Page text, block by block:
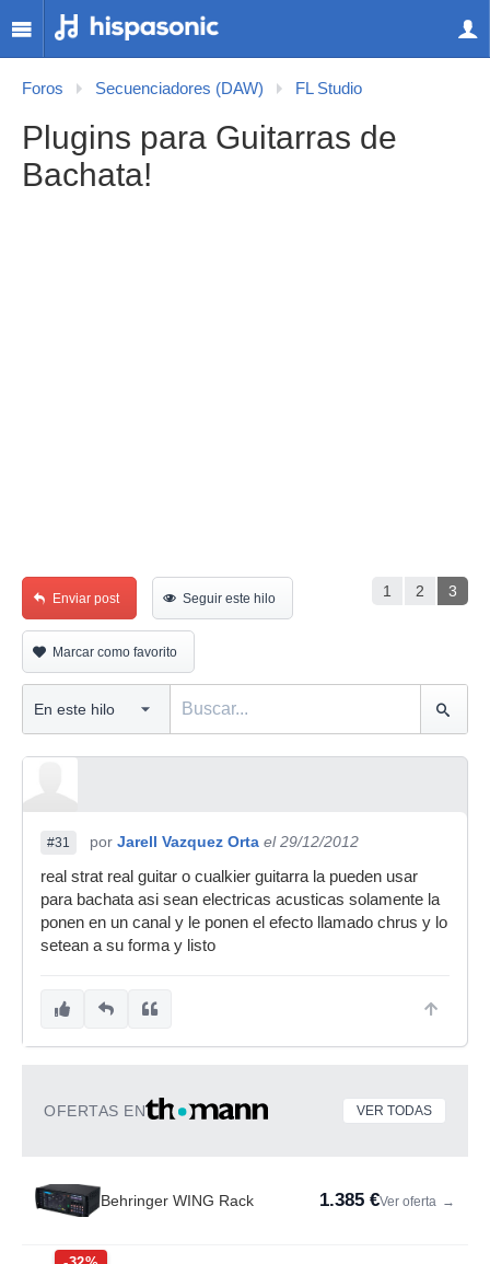
Foros Secuenciadores (DAW) FL Studio
Plugins para Guitarras de
Bachata!
1 2 3
Enviar post Seguir este hilo
Marcar como favorito
#31 por Jarell Vazquez Orta el 29/12/2012
real strat real guitar o cualkier guitarra la pueden usar
para bachata asi sean electricas acusticas solamente la
ponen en un canal y le ponen el efecto llamado chrus y lo
setean a su forma y listo
OFERTAS EN VER TODAS
Behringer WING Rack 1.385 €Ver oferta →